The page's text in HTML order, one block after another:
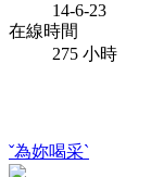
14-6-23
在線時間
275 小時
ˇ為妳喝采`